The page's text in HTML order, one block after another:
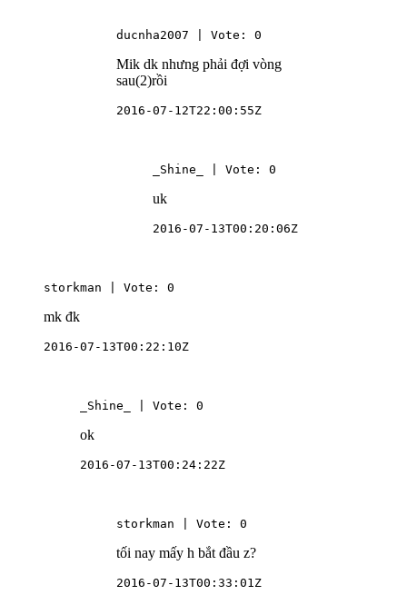
ducnha2007 | Vote: 0
Mik dk nhưng phải đợi vòng
sau(2)rồi
2016-07-12T22:00:55Z
_Shine_ | Vote: 0
uk
2016-07-13T00:20:06Z
storkman | Vote: 0
mk đk
2016-07-13T00:22:10Z
_Shine_ | Vote: 0
ok
2016-07-13T00:24:22Z
storkman | Vote: 0
tối nay mấy h bắt đầu z?
2016-07-13T00:33:01Z